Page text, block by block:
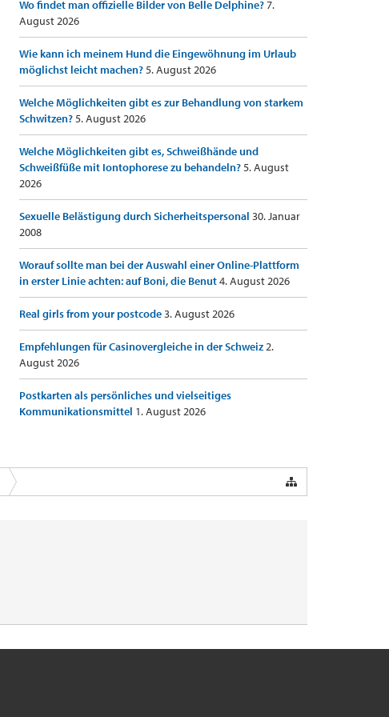
Wo findet man offizielle Bilder von Belle Delphine?7.
August 2026
Wie kann ich meinem Hund die Eingewöhnung im Urlaub
möglichst leicht machen?5. August 2026
Welche Möglichkeiten gibt es zur Behandlung von starkem
Schwitzen?5. August 2026
Welche Möglichkeiten gibt es, Schweißhände und
Schweißfüße mit Iontophorese zu behandeln?5. August
2026
Sexuelle Belästigung durch Sicherheitspersonal 30. Januar
2008
Worauf sollte man bei der Auswahl einer Online-Plattform
in erster Linie achten: auf Boni, die Benut4. August 2026
Real girls from your postcode3. August 2026
Empfehlungen für Casinovergleiche in der Schweiz2.
August 2026
Postkarten als persönliches und vielseitiges
Kommunikationsmittel 1. August 2026